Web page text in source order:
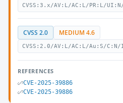
CVSS:3.x/AV:L/AC:L/PR:L/
CVSS 2.0 MEDIUM 4.6
CVSS:2.0/AV:L/AC:L/Au:S/
REFERENCES
CVE-2025-39886
CVE-2025-39886